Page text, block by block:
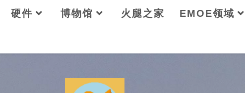
硬件 博物馆 火腿之家 EMOE领域